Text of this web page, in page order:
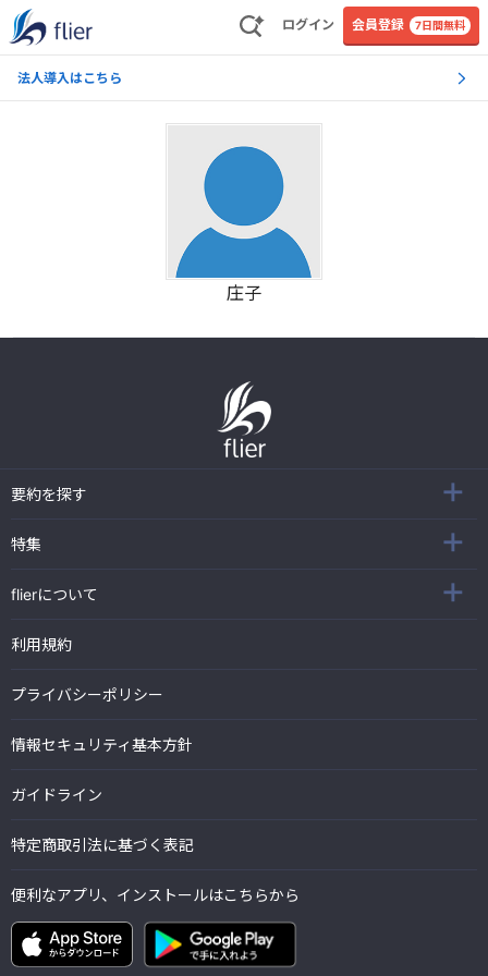
ログイン 会員登録 7日間無料
法人導入はこちら
庄子
要約を探す
特集
flierについて
利用規約
プライバシーポリシー
情報セキュリティ基本方針
ガイドライン
特定商取引法に基づく表記
便利なアプリ、インストールはこちらから